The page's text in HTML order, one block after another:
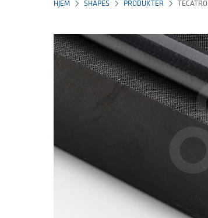
HJEM SHAPES PRODUKTER